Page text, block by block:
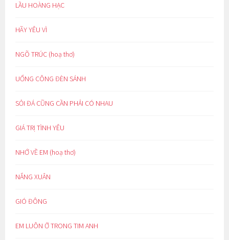
LẦU HOÀNG HẠC
HÃY YÊU VÌ
NGÕ TRÚC (hoạ thơ)
UỔNG CÔNG ĐÈN SÁNH
SỎI ĐÁ CŨNG CẦN PHẢI CÓ NHAU
GIÁ TRỊ TÌNH YÊU
NHỚ VỀ EM (hoạ thơ)
NẮNG XUÂN
GIÓ ĐÔNG
EM LUÔN Ở TRONG TIM ANH